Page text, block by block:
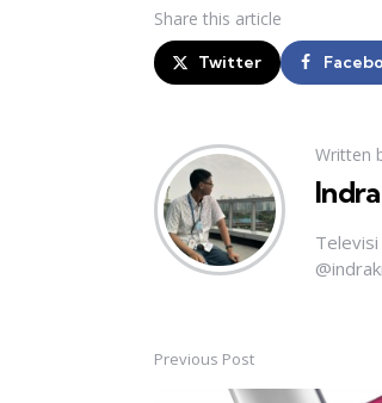
Share this article
Twitter
Written
Post
Previous Post